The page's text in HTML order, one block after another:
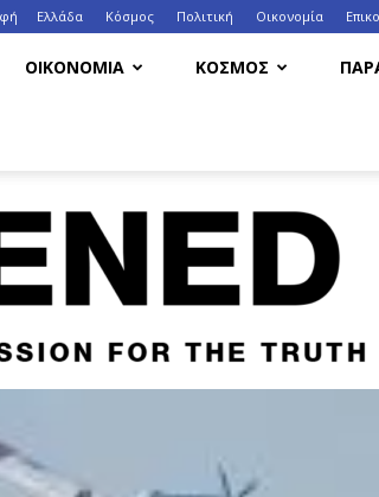
Ελλάδα Κόσμος Πολιτική Οικονομία
ΟΙΚΟΝΟΜΙΑ ΚΟΣΜΟΣ
HappenedNow.gr